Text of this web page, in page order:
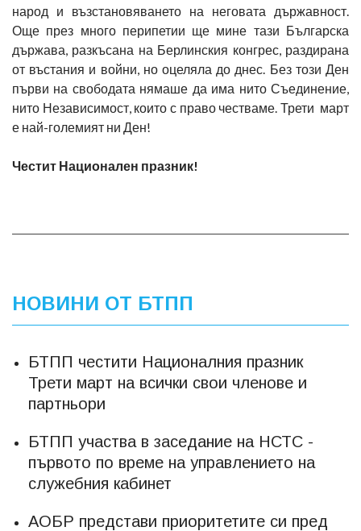
народ и възстановяването на неговата държавност.
Още през много перипетии ще мине тази Българска
държава, разкъсана на Берлинския конгрес, раздирана
от въстания и войни, но оцеляла до днес. Без този Ден
първи на свободата нямаше да има нито Съединение,
нито Независимост, които с право честваме. Трети март
е най-големият ни Ден!
Честит Национален празник!
НОВИНИ ОТ БТПП
БТПП честити Националния празник
Трети март на всички свои членове и
партньори
БТПП участва в заседание на НСТС -
първото по време на управлението на
служебния кабинет
АОБР представи приоритетите си пред